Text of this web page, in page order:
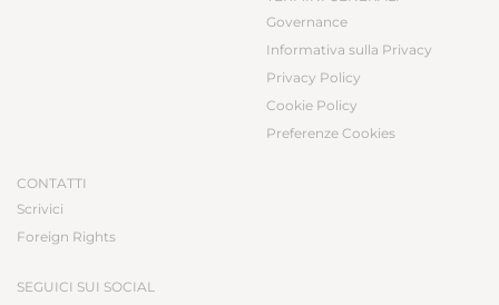
Governance
Informativa sulla Privacy
Privacy Policy
Cookie Policy
Preferenze Cookies
CONTATTI
Scrivici
Foreign Rights
SEGUICI SUI SOCIAL